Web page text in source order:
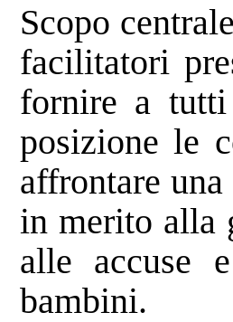
Scopo
facilitatori
fornire a tutti
posizione le
affrontare
in merito alla
alle accuse
bambini.